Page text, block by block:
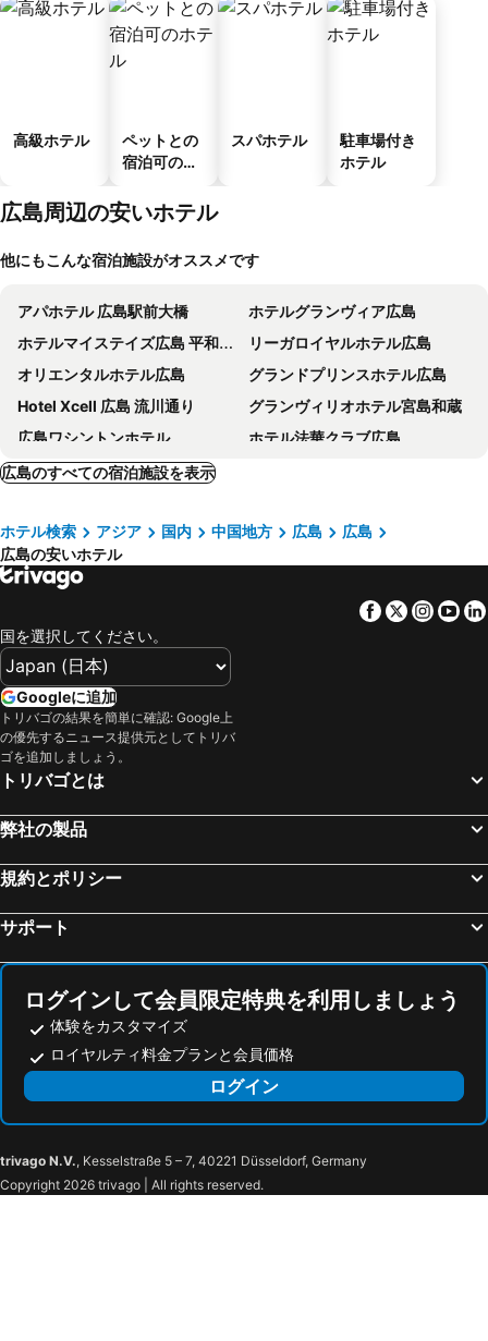
高級ホテル
ペットとの
宿泊可のホ
スパホテル
駐車場付き
ホテル
広島周辺の安いホテル
他にもこんな宿泊施設がオススメです
アパホテル 広島駅前大橋
ホテルグランヴィア広島
ホテルマイステイズ広島 平和公園前
リーガロイヤルホテル広島
オリエンタルホテル広島
グランドプリンスホテル広島
Hotel Xcell 広島 流川通り
グランヴィリオホテル宮島和蔵
広島ワシントンホテル
ホテル法華クラブ広島
ネストホテル広島駅前
ホテルリブマックス広島舟入町リバーサイド
三井ガーデンホテル広島
アパホテル〈広島駅前新幹線口〉
ヴィアインプライム広島新幹線口＜紅葉の湯＞
宮島コーラルホテル
ホテルエスプル広島平和公園
安芸グランドホテル & Spa
トラストホテル
コンフォートホテル広島大手町
東横ＩＮＮ広島駅スタジアム前
ホテルインターゲート広島
広島東急REIホテル
ヒルトン広島
アーバイン広島セントラル
広島市文化交流会館
ホテル広島ガーデンパレス
コンフォート ホテル 呉
ホテル呉竹荘 広島大手町
ダイワロイネットホテル広島駅前
ホテル２８広島
東横イン広島駅新幹線口
メルパルク広島
Takanobashi HOTEL
ホテルレステイ 広島
The Knot Hiroshima - Vacation Stay 20562v
The Knot Hiroshima - Vacation Stay 32492v
THE KNOT HIROSHIMA - Vacation STAY 32467v
THE KNOT HIROSHIMA - Vacation STAY 20564v
広島のすべての宿泊施設を表示
ホテル検索 アジア 国内 中国地方 広島
広島
広島の安いホテル
Facebook
Twitter
国を選択してください。
Googleに追加
トリバゴの結果を簡単に確認: Google上
の優先するニュース提供元としてトリバ
ゴを追加しましょう。
トリバゴとは
弊社の製品
規約とポリシー
サポート
ログインして会員限定特典を利用しましょう
体験をカスタマイズ
ロイヤルティ料金プランと会員価格
ログイン
trivago N.V., Kesselstraße 5 – 7, 40221 Düsseldorf, Germany
Copyright 2026 trivago | All rights reserved.